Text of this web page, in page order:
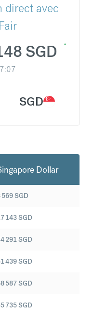
direct avec
SGD
SGD
Dollar
569SGD
143SGD
291SGD
439SGD
587SGD
735SGD